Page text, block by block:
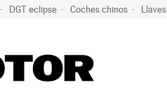
DGT eclipse Coches chinos